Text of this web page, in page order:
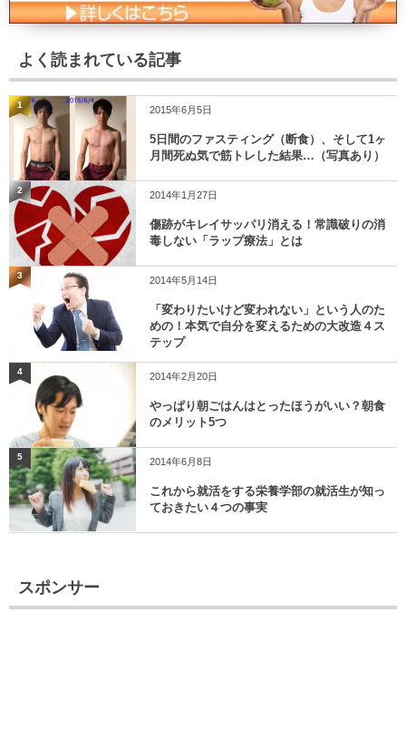
よく読まれている記事
1 2015年6月5日
5日間のファスティング（断食）、そして1ヶ
月間死ぬ気で筋トレした結果…（写真あり）
2 2014年1月27日
傷跡がキレイサッパリ消える！常識破りの消
毒しない「ラップ療法」とは
3 2014年5月14日
「変わりたいけど変われない」という人のた
めの！本気で自分を変えるための大改造４ス
テップ
4 2014年2月20日
やっぱり朝ごはんはとったほうがいい？朝食
のメリット5つ
5 2014年6月8日
これから就活をする栄養学部の就活生が知っ
ておきたい４つの事実
スポンサー